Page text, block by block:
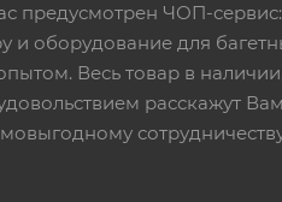
предусмотрен ЧОП-
и оборудование для
Весь товар в
расскажут